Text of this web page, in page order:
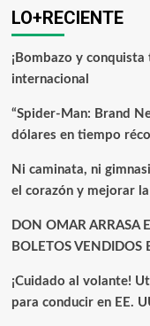
LO+RECIENTE
¡Bombazo y
internacional
“Spider-Man: Brand
dólares en tiempo
Ni caminata, ni
el corazón y mejorar
DON OMAR ARRASA
BOLETOS
¡Cuidado al volante!
para conducir en EE.